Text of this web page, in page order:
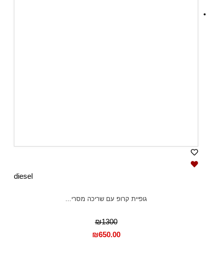
diesel
גופיית קרופ עם שריכה מסרי...
₪1300
₪650.00